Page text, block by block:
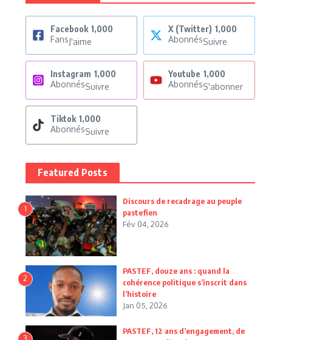
Facebook 1,000
FansJ'aime
X (Twitter) 1,000
AbonnésSuivre
Instagram 1,000
AbonnésSuivre
Youtube 1,000
AbonnésS'abonner
Tiktok 1,000
AbonnésSuivre
Featured Posts
1
Discours de recadrage au peuple
pastefien
Fév 04, 2026
2
PASTEF, douze ans : quand la
cohérence politique s’inscrit dans
l’histoire
Jan 05, 2026
PASTEF, 12 ans d’engagement, de